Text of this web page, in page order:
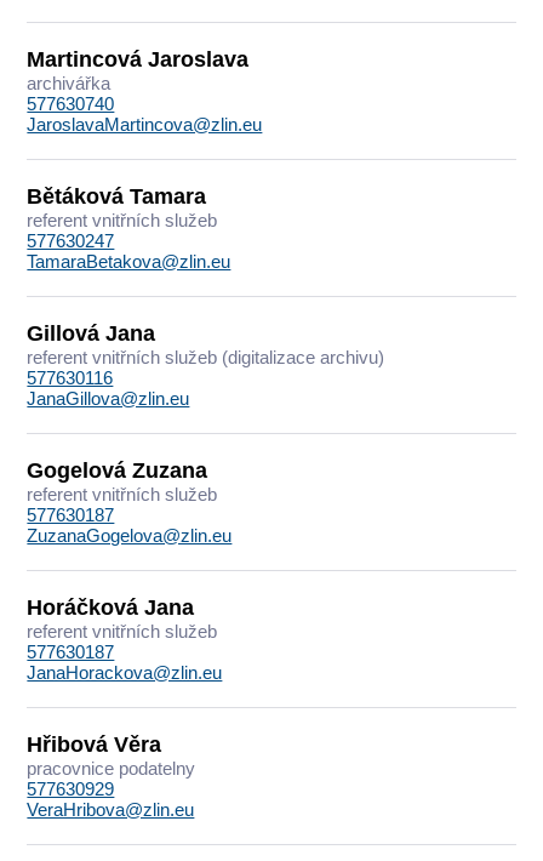
Martincová Jaroslava
archivářka
577630740
JaroslavaMartincova@zlin.eu
Bětáková Tamara
referent vnitřních služeb
577630247
TamaraBetakova@zlin.eu
Gillová Jana
referent vnitřních služeb (digitalizace archivu)
577630116
JanaGillova@zlin.eu
Gogelová Zuzana
referent vnitřních služeb
577630187
ZuzanaGogelova@zlin.eu
Horáčková Jana
referent vnitřních služeb
577630187
JanaHorackova@zlin.eu
Hřibová Věra
pracovnice podatelny
577630929
VeraHribova@zlin.eu